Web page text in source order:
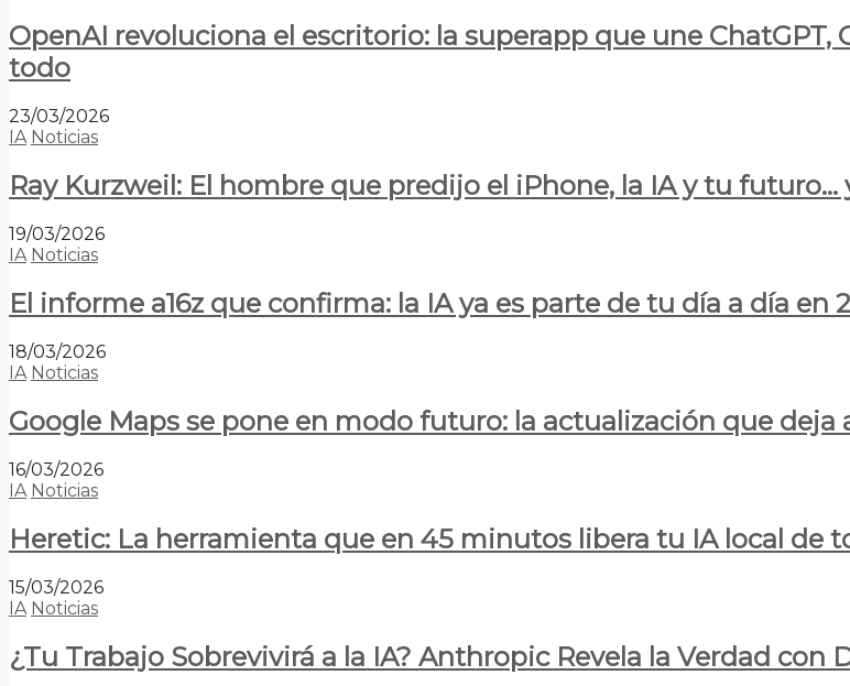
OpenAI revoluciona el escritorio: la superapp que une ChatGPT,
todo
23/03/2026
IA Noticias
Ray Kurzweil: El hombre que predijo el iPhone, la IA y tu futuro…
19/03/2026
IA Noticias
El informe a16z que confirma: la IA ya es parte de tu día a día en
18/03/2026
IA Noticias
Google Maps se pone en modo futuro: la actualización que deja
16/03/2026
IA Noticias
Heretic: La herramienta que en 45 minutos libera tu IA local de
15/03/2026
IA Noticias
¿Tu Trabajo Sobrevivirá a la IA? Anthropic Revela la Verdad con